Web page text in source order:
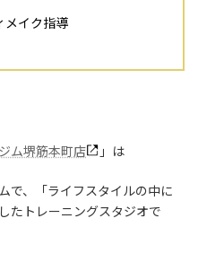
メイク指導
ム堺筋本町店 」は
で、「ライフスタイルの中に
たトレーニングスタジオで